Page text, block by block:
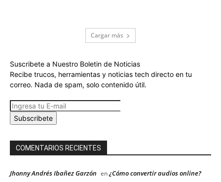
Cargar más
Suscribete a Nuestro Boletin de Noticias
Recibe trucos, herramientas y noticias tech directo en tu
correo. Nada de spam, solo contenido útil.
Subscribete
COMENTARIOS RECIENTES
Jhonny Andrés Ibañez Garzón en¿Cómo convertir audios online?